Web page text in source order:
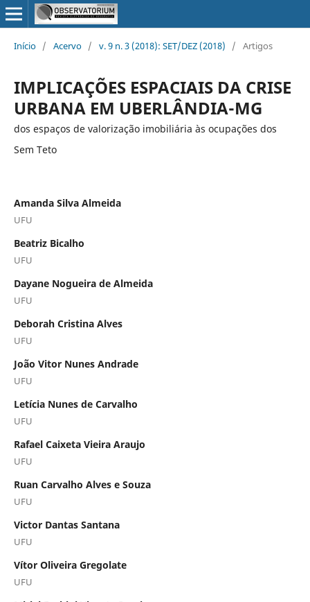
Início / Acervo / v. 9 n. 3 (2018): SET/DEZ (2018) / Artigos
IMPLICAÇÕES ESPACIAIS DA CRISE
URBANA EM UBERLÂNDIA-MG
dos espaços de valorização imobiliária às ocupações dos
Sem Teto
Amanda Silva Almeida
UFU
Beatriz Bicalho
UFU
Dayane Nogueira de Almeida
UFU
Deborah Cristina Alves
UFU
João Vitor Nunes Andrade
UFU
Letícia Nunes de Carvalho
UFU
Rafael Caixeta Vieira Araujo
UFU
Ruan Carvalho Alves e Souza
UFU
Victor Dantas Santana
UFU
Vítor Oliveira Gregolate
UFU